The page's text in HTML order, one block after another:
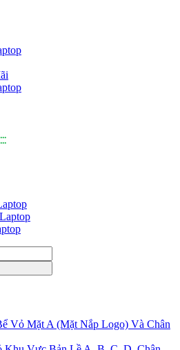
Vỏ Mặt A (Mặt Nắp Logo) Và Chân